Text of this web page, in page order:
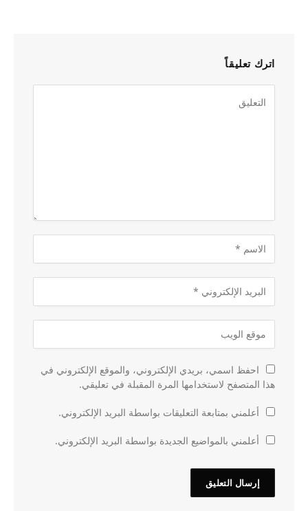
اترك تعليقاً
احفظ اسمي، بريدي الإلكتروني، والموقع الإلكتروني في
هذا المتصفح لاستخدامها المرة المقبلة في تعليقي.
أعلمني بمتابعة التعليقات بواسطة البريد الإلكتروني.
أعلمني بالمواضيع الجديدة بواسطة البريد الإلكتروني.